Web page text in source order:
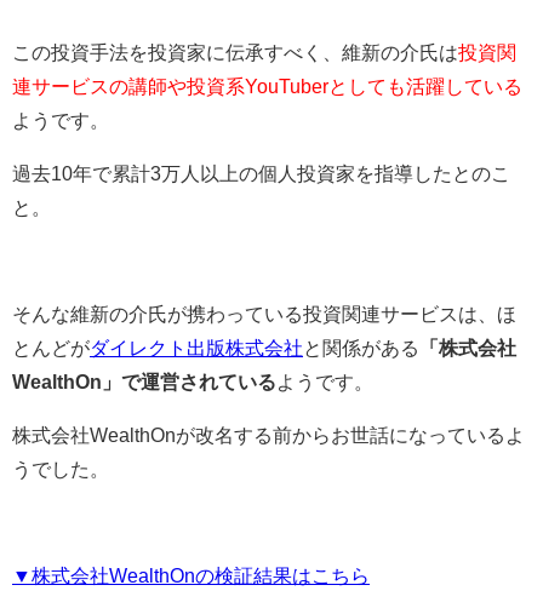
この投資手法を投資家に伝承すべく、維新の介氏は投資関
連サービスの講師や投資系YouTuberとしても活躍している
ようです。
過去10年で累計3万人以上の個人投資家を指導したとのこ
と。
そんな維新の介氏が携わっている投資関連サービスは、ほ
とんどがダイレクト出版株式会社と関係がある
「株式会社
WealthOn」で運営されているようです。
株式会社WealthOnが改名する前からお世話になっているよ
うでした。
▼株式会社WealthOnの検証結果はこちら